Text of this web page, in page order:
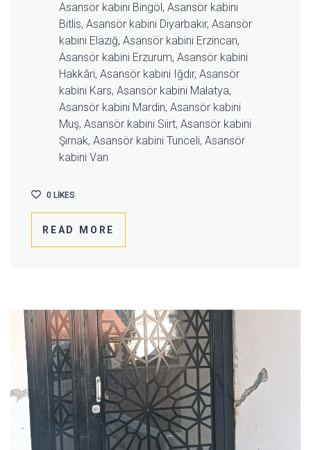
Asansör kabini Bingöl, Asansör kabini
Bitlis, Asansör kabini Diyarbakır, Asansör
kabini Elazığ, Asansör kabini Erzincan,
Asansör kabini Erzurum, Asansör kabini
Hakkâri, Asansör kabini Iğdır, Asansör
kabini Kars, Asansör kabini Malatya,
Asansör kabini Mardin, Asansör kabini
Muş, Asansör kabini Siirt, Asansör kabini
Şırnak, Asansör kabini Tunceli, Asansör
kabini Van
READ MORE
0 LIKES